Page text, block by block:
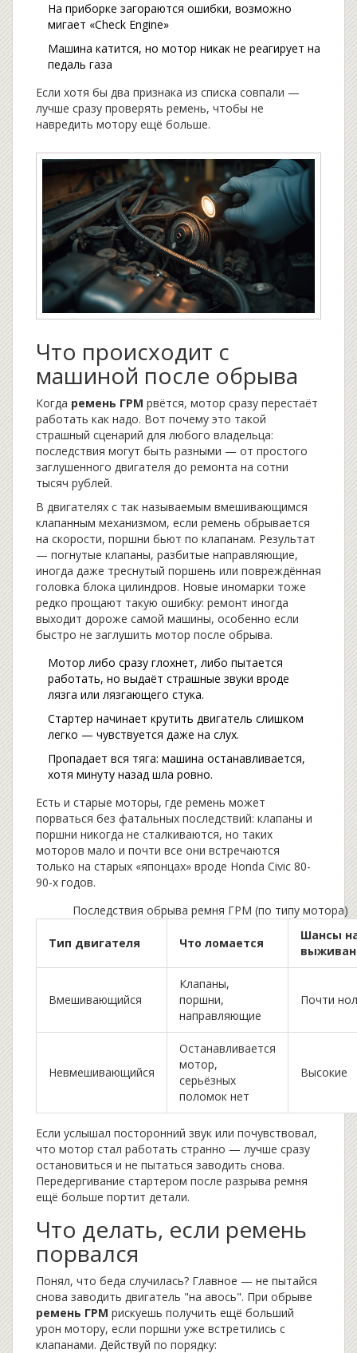
На приборке загораются ошибки, возможно
мигает «Check Engine»
Машина катится, но мотор никак не реагирует на
педаль газа
Если хотя бы два признака из списка совпали —
лучше сразу проверять ремень, чтобы не
навредить мотору ещё больше.
Что происходит с
машиной после обрыва
Когда ремень ГРМ рвётся, мотор сразу перестаёт
работать как надо. Вот почему это такой
страшный сценарий для любого владельца:
последствия могут быть разными — от простого
заглушенного двигателя до ремонта на сотни
тысяч рублей.
В двигателях с так называемым вмешивающимся
клапанным механизмом, если ремень обрывается
на скорости, поршни бьют по клапанам. Результат
— погнутые клапаны, разбитые направляющие,
иногда даже треснутый поршень или повреждённая
головка блока цилиндров. Новые иномарки тоже
редко прощают такую ошибку: ремонт иногда
выходит дороже самой машины, особенно если
быстро не заглушить мотор после обрыва.
Мотор либо сразу глохнет, либо пытается
работать, но выдаёт страшные звуки вроде
лязга или лязгающего стука.
Стартер начинает крутить двигатель слишком
легко — чувствуется даже на слух.
Пропадает вся тяга: машина останавливается,
хотя минуту назад шла ровно.
Есть и старые моторы, где ремень может
порваться без фатальных последствий: клапаны и
поршни никогда не сталкиваются, но таких
моторов мало и почти все они встречаются
только на старых «японцах» вроде Honda Civic 80-
90-х годов.
Последствия обрыва ремня ГРМ (по типу мотора)
Тип двигателя Что ломается
Шансы
Вмешивающийся
Клапаны,
поршни,
направляющие
Почти
Невмешивающийся
Останавливается
мотор,
серьёзных
поломок нет
Высокие
Если услышал посторонний звук или почувствовал,
что мотор стал работать странно — лучше сразу
остановиться и не пытаться заводить снова.
Передергивание стартером после разрыва ремня
ещё больше портит детали.
Что делать, если ремень
порвался
Понял, что беда случилась? Главное — не пытайся
снова заводить двигатель "на авось". При обрыве
ремень ГРМ рискуешь получить ещё больший
урон мотору, если поршни уже встретились с
клапанами. Действуй по порядку: